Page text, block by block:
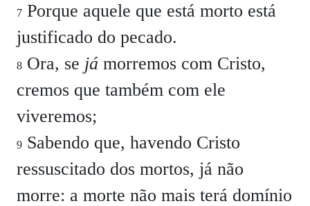
7 Porque aquele que está morto está
justificado do pecado.
8 Ora, se já morremos com Cristo,
cremos que também com ele
viveremos;
9 Sabendo que, havendo Cristo
ressuscitado dos mortos, já não
morre: a morte não mais terá domínio